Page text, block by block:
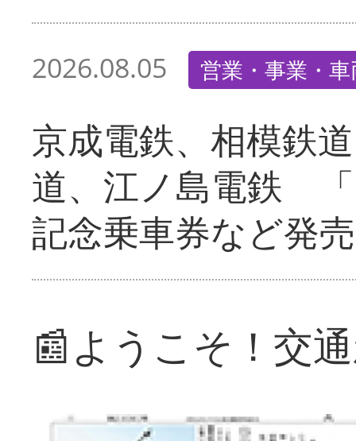
2026.08.05 営業・事業・
京成電鉄、相模鉄
道、江ノ島電鉄
記念乗車券など発売
📰ようこそ！交